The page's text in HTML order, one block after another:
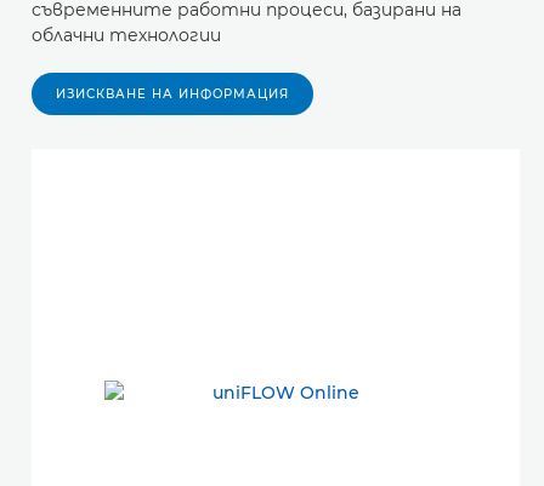
съвременните работни процеси, базирани на
облачни технологии
ИЗИСКВАНЕ НА ИНФОРМАЦИЯ